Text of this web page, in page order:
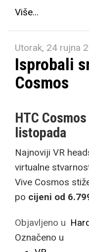
Više...
Utorak, 24 rujna
Isprobali
Cosmos
HTC
listopada
Najnoviji VR
virtualne
Vive Cosmos
po cijeni od
Objavljeno u
Označeno u